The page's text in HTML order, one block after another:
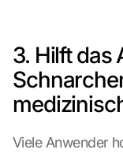
3. Hilft das
Viele Anwender